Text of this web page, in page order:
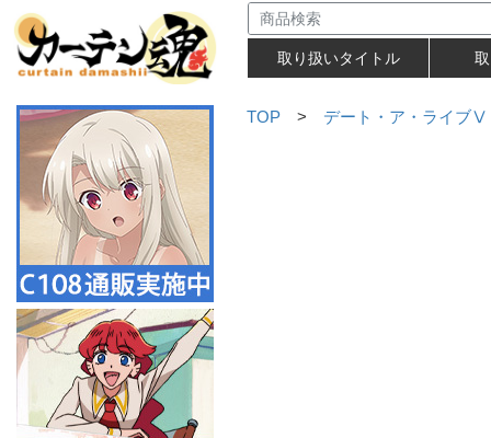
取り扱いタイトル
TOP > デート・ア・ライブⅤ